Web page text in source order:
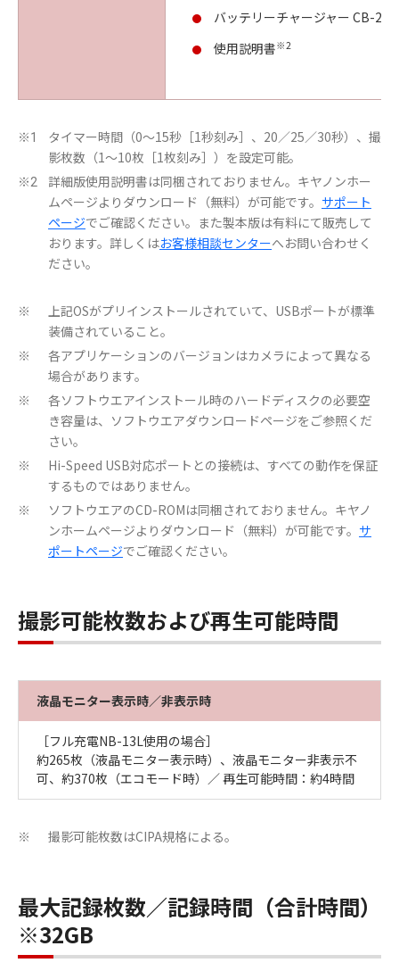
バッテリーチャージャー CB-2LH
使用説明書※2
※1
タイマー時間（0～15秒［1秒刻み］、20／25／30秒）、撮
影枚数（1～10枚［1枚刻み］）を設定可能。
※2
詳細版使用説明書は同梱されておりません。キヤノンホー
ムページよりダウンロード（無料）が可能です。 サポート
ページでご確認ください。また製本版は有料にて販売して
おります。詳しくはお客様相談センターへお問い合わせく
ださい。
※
上記OSがプリインストールされていて、USBポートが標準
装備されていること。
※
各アプリケーションのバージョンはカメラによって異なる
場合があります。
※
各ソフトウエアインストール時のハードディスクの必要空
き容量は、ソフトウエアダウンロードページをご参照くだ
さい。
※
Hi-Speed USB対応ポートとの接続は、すべての動作を保証
するものではありません。
※
ソフトウエアのCD-ROMは同梱されておりません。キヤノ
ンホームページよりダウンロード（無料）が可能です。 サ
ポートページでご確認ください。
撮影可能枚数および再生可能時間
液晶モニター表示時／非表示時
［フル充電NB-13L使用の場合］
約265枚（液晶モニター表示時）、液晶モニター非表示不
可、約370枚（エコモード時）／ 再生可能時間：約4時間
※ 撮影可能枚数はCIPA規格による。
最大記録枚数／記録時間（合計時間）
※32GB